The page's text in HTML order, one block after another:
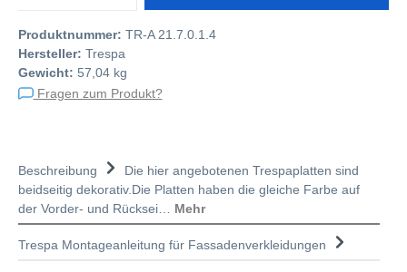
Produktnummer: TR-A 21.7.0.1.4
Hersteller: Trespa
Gewicht: 57,04 kg
Fragen zum Produkt?
Beschreibung
Die hier angebotenen Trespaplatten sind
beidseitig dekorativ.Die Platten haben die gleiche Farbe auf
der Vorder- und Rücksei… Mehr
Trespa Montageanleitung für Fassadenverkleidungen